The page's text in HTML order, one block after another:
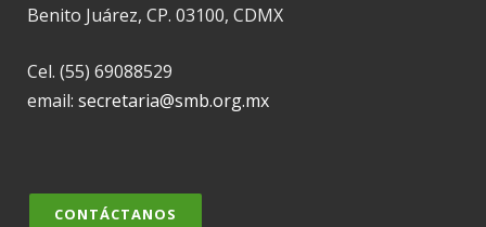
Benito Juárez, CP. 03100, CDMX
Cel. (55) 69088529
email: secretaria@smb.org.mx
CONTÁCTANOS